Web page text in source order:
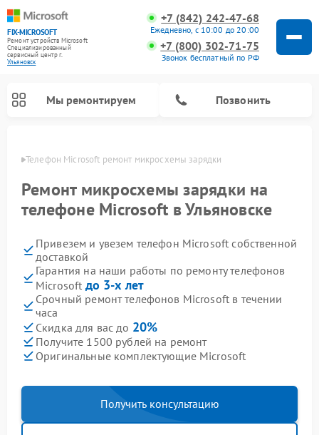
FIX-MICROSOFT
Ремонт устройств Microsoft
Специализированный
cервисный центр г.
Ульяновск
+7 (842) 242-47-68
Ежедневно, с 10:00 до 20:00
+7 (800) 302-71-75
Звонок бесплатный по РФ
Мы ремонтируем Позвонить
Телефон Microsoft ремонт микросхемы зарядки
Ремонт микросхемы зарядки на
телефоне Microsoft в Ульяновске
Привезем и увезем телефон Microsoft собственной
доставкой
Гарантия на наши работы по ремонту телефонов
Microsoft до 3-х лет
Срочный ремонт телефонов Microsoft в течении
часа
Скидка для вас до 20%
Получите 1500 рублей на ремонт
Оригинальные комплектующие Microsoft
Получить консультацию